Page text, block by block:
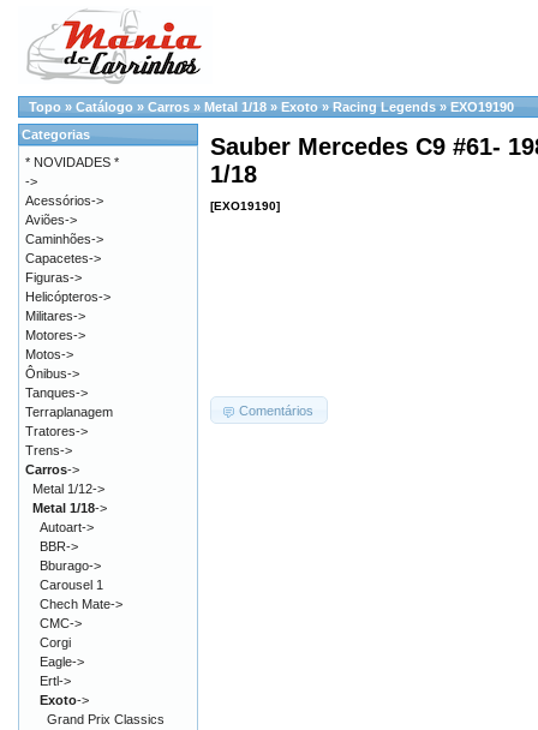
Topo » Catálogo » Carros » Metal 1/18 » Exoto » Racing Legends » EXO19190
Sauber Mercedes C9 #61-
1/18
[EXO19190]
Comentários
Categorias
* NOVIDADES *
->
Acessórios->
Aviões->
Caminhões->
Capacetes->
Figuras->
Helicópteros->
Militares->
Motores->
Motos->
Ônibus->
Tanques->
Terraplanagem
Tratores->
Trens->
Carros->
Metal 1/12->
Metal 1/18->
Autoart->
BBR->
Bburago->
Carousel 1
Chech Mate->
CMC->
Corgi
Eagle->
Ertl->
Exoto->
Grand Prix Classics